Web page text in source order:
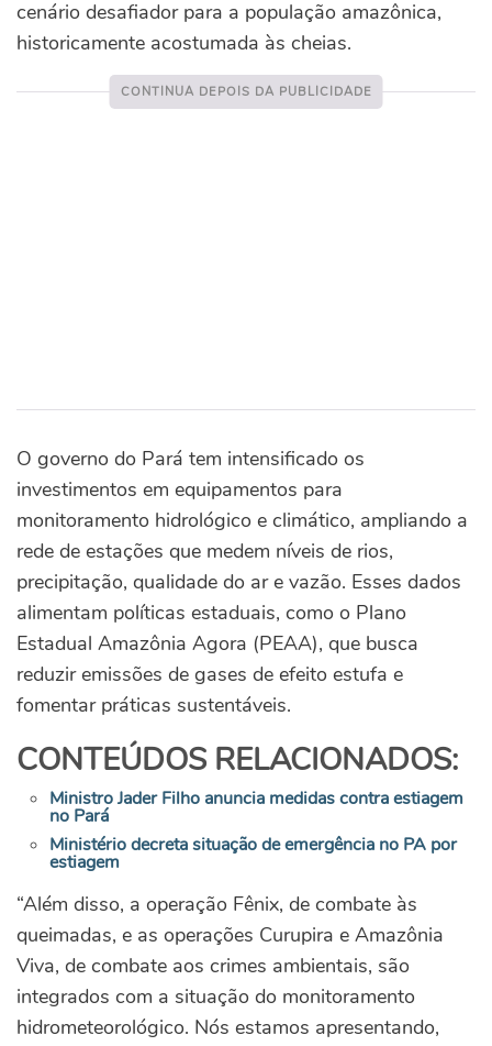
cenário desafiador para a população amazônica,
historicamente acostumada às cheias.
O governo do Pará tem intensificado os
investimentos em equipamentos para
monitoramento hidrológico e climático, ampliando a
rede de estações que medem níveis de rios,
precipitação, qualidade do ar e vazão. Esses dados
alimentam políticas estaduais, como o Plano
Estadual Amazônia Agora (PEAA), que busca
reduzir emissões de gases de efeito estufa e
fomentar práticas sustentáveis.
CONTEÚDOS RELACIONADOS:
Ministro Jader Filho anuncia medidas contra estiagem
no Pará
Ministério decreta situação de emergência no PA por
estiagem
“Além disso, a operação Fênix, de combate às
queimadas, e as operações Curupira e Amazônia
Viva, de combate aos crimes ambientais, são
integrados com a situação do monitoramento
hidrometeorológico. Nós estamos apresentando,